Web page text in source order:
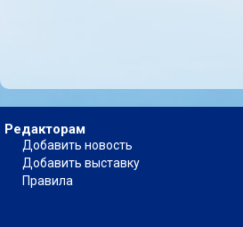
Редакторам
Добавить новость
Добавить выставку
Правила